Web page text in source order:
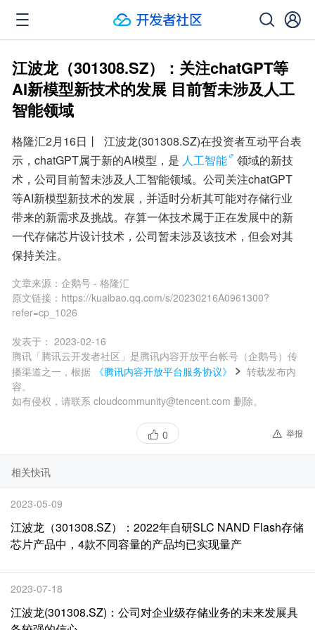
江波龙（301308.SZ）：关注chatGPT等
AI新模型新技术的发展 目前暂未涉及人工
智能领域
格隆汇2月16日丨  江波龙(301308.SZ)在投资者互动平台表
示，chatGPT属于新的AI模型，是 人工智能
领域的新技
术，公司目前暂未涉及人工智能领域。公司关注chatGPT
等AI新模型新技术的发展，并适时分析其可能对存储行业
带来的新需求及挑战。存算一体技术属于正在发展中的新
一代存储芯片设计技术，公司暂未涉及该技术，但会对其
保持关注。
文章来源： 企鹅号 - 格隆汇
原文链接： https://kuaibao.qq.com/s/20230216A0961300?
refer=cp_1026
发表于： 2023-02-16
腾讯「腾讯云开发者社区」是腾讯内容开放平台帐号（企鹅号）传
播渠道之一，根据
《腾讯内容开放平台服务协议》
转载发布内
容。
如有侵权，请联系 cloudcommunity@tencent.com 删除。
0 举报
相关快讯
2023-05-09
江波龙（301308.SZ）：2022年自研SLC NAND Flash存储
芯片产品中，4款不同容量的产品均已实现量产
2023-07-18
江波龙(301308.SZ)：公司对企业级存储业务的未来发展具